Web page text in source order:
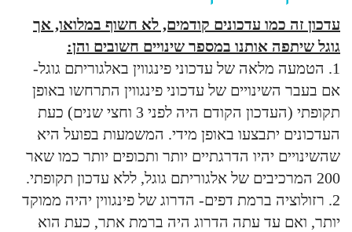
עדכון זה כמו עדכונים קודמים, לא חשוף במלואו, אך
גוגל שיתפה אותנו במספר שינויים חשובים והן:
1. הטמעה מלאה של עדכוני פינגווין באלגוריתם גוגל-
אם בעבר השינויים של עדכוני פינגווין התרחשו באופן
תקופתי (העדכון הקודם היה לפני 3 וחצי שנים) כעת
העדכונים יתבצעו באופן מידי. המשמעות בפועל היא
שהשינויים יהיו הדרגתיים יותר ותכופים יותר כמו שאר
200 המרכיבים של אלגוריתם גוגל, ללא עדכון תקופתי.
2. רזולוציה ברמת דפים- הדרוג של פינגווין יהיה ממוקד
יותר, ואם עד עתה הדרוג היה ברמת אתר, כעת הוא